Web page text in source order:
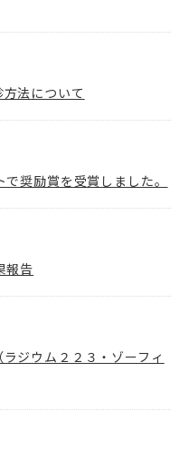
法について
奨励賞を受賞しました。
報告
ジウム２２３・ゾーフィ